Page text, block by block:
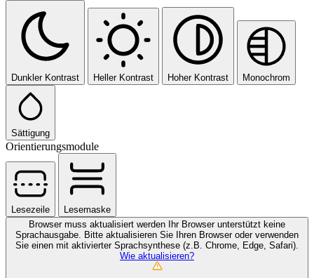
Dunkler Kontrast Heller Kontrast Hoher Kontrast Monochrom
Sättigung
Orientierungsmodule
Lesezeile
Lesemaske
Browser muss aktualisiert werden
Ihr Browser unterstützt keine
Sprachausgabe. Bitte aktualisieren Sie Ihren Browser oder verwenden
Sie einen mit aktivierter Sprachsynthese (z.B. Chrome, Edge, Safari).
Wie aktualisieren?